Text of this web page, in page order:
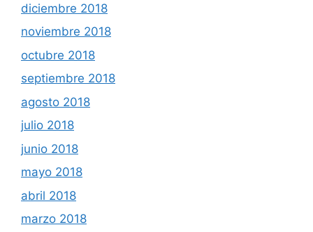
diciembre 2018
noviembre 2018
octubre 2018
septiembre 2018
agosto 2018
julio 2018
junio 2018
mayo 2018
abril 2018
marzo 2018